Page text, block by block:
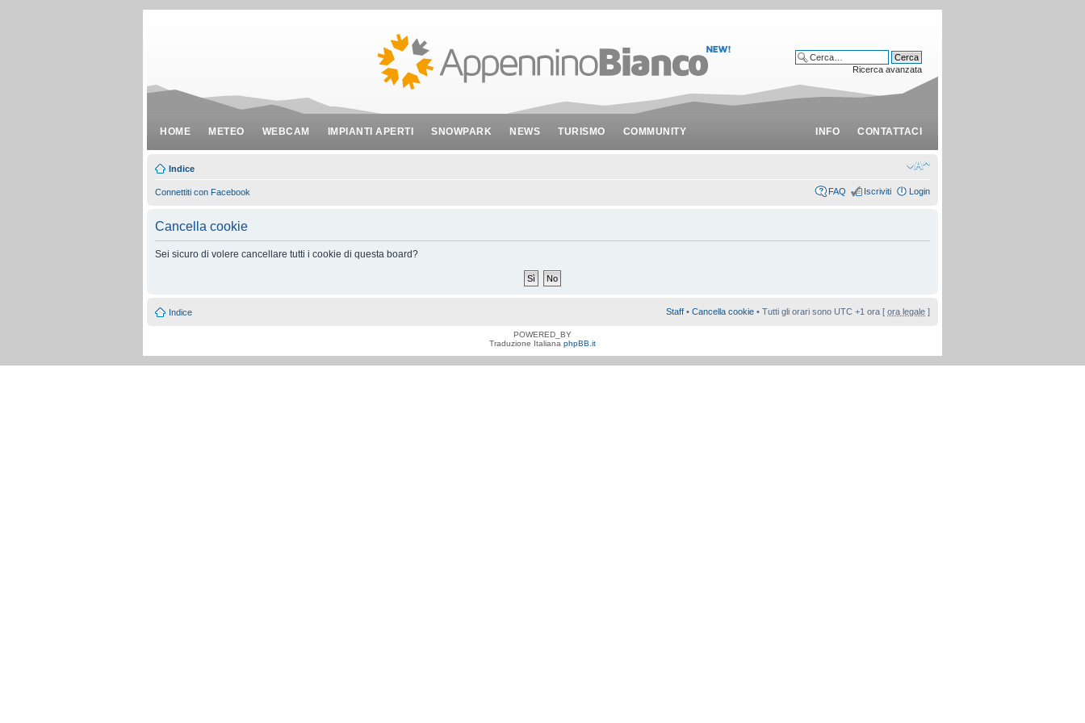
HOME METEO WEBCAM IMPIANTI APERTI SNOWPARK NEWS TURISMO COMMUNITY INFO CONTATTACI
Ricerca avanzata
Indice
Connettiti con Facebook FAQ Iscriviti Login
Cancella cookie
Sei sicuro di volere cancellare tutti i cookie di questa board?
Indice Staff • Cancella cookie • Tutti gli orari sono UTC +1 ora [ ora legale ]
POWERED_BY
Traduzione Italiana phpBB.it